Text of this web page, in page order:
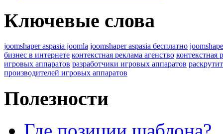
Ключевые слова
joomshaper aspasia joomla joomshaper aspasia бесплатно
бизнес в интернете контекстная реклама агенство контекстная
игровых аппаратов разработчики игровых аппаратов
производителей игровых аппаратов
Полезности